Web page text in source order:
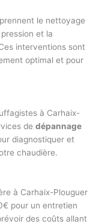
le nettoyage
et la
interventions sont
optimal et pour
à Carhaix-
de dépannage
diagnostiquer et
chaudière.
à Carhaix-Plouguer
pour un entretien
des coûts allant